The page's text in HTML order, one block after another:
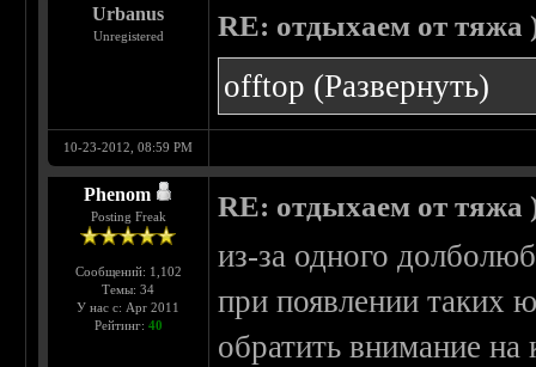
Urbanus
Unregistered RE: отдыхаем от тяжа
offtop (Развернуть)
10-23-2012, 08:59 PM
Phenom
Posting Freak
Сообщений: 1,102
Темы: 34
У нас с: Apr 2011
Рейтинг: 40
RE: отдыхаем от тяжа
из-за одного
при появлении таких
обратить внимание